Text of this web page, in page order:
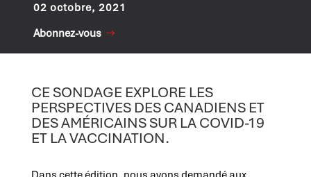
02 octobre, 2021
Abonnez-vous
CE SONDAGE EXPLORE LES
PERSPECTIVES DES CANADIENS ET
DES AMÉRICAINS SUR LA COVID-19
ET LA VACCINATION.